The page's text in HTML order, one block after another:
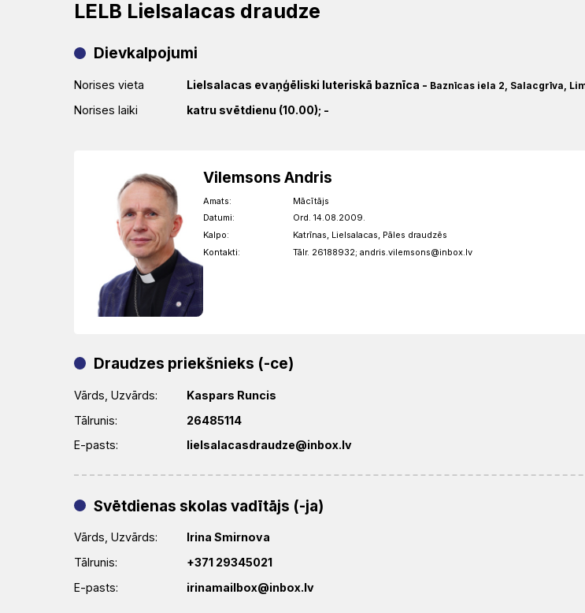
LELB Lielsalacas draudze
Dievkalpojumi
Norises vieta Lielsalacas evaņģēliski luteriskā baznīca - Baznīcas iela 2, Salacgrīva,
Norises laiki katru svētdienu (10.00); -
Vilemsons Andris
Amats:
Mācītājs
Datumi:
Ord. 14.08.2009.
Kalpo:
Katrīnas, Lielsalacas, Pāles draudzēs
Kontakti:
Tālr. 26188932; andris.vilemsons@inbox.lv
Draudzes priekšnieks (-ce)
Vārds, Uzvārds:
Kaspars Runcis
Tālrunis:
26485114
E-pasts:
lielsalacasdraudze@inbox.lv
Svētdienas skolas vadītājs (-ja)
Vārds, Uzvārds:
Irina Smirnova
Tālrunis:
+371 29345021
E-pasts:
irinamailbox@inbox.lv